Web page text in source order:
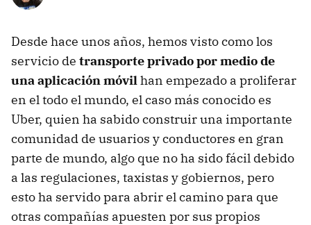
Desde hace unos años, hemos visto como los
servicio de transporte privado por medio de
una aplicación móvilhan empezado a proliferar
en el todo el mundo, el caso más conocido es
Uber, quien ha sabido construir una importante
comunidad de usuarios y conductores en gran
parte de mundo, algo que no ha sido fácil debido
a las regulaciones, taxistas y gobiernos, pero
esto ha servido para abrir el camino para que
otras compañías apuesten por sus propios